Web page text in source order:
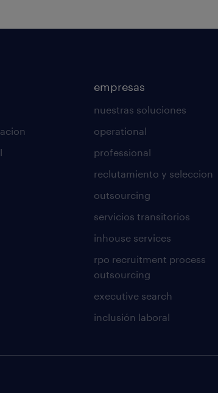
empresas
nuestras soluciones
operational
professional
reclutamiento y seleccion
outsourcing
servicios transitorios
inhouse services
rpo recruitment process
outsourcing
executive search
inclusión laboral